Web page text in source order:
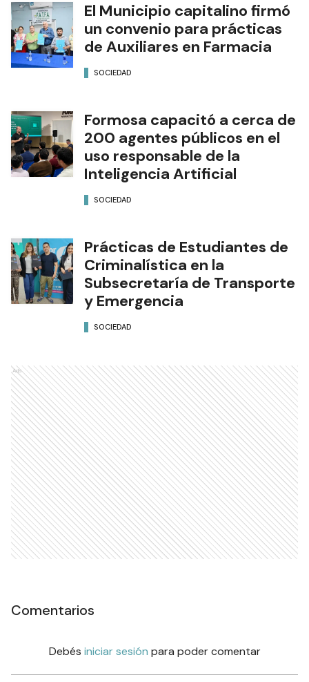
El Municipio capitalino firmó
un convenio para prácticas
de Auxiliares en Farmacia
SOCIEDAD
Formosa capacitó a cerca de
200 agentes públicos en el
uso responsable de la
Inteligencia Artificial
SOCIEDAD
Prácticas de Estudiantes de
Criminalística en la
Subsecretaría de Transporte
y Emergencia
SOCIEDAD
Ads
Comentarios
Debés iniciar sesión para poder comentar